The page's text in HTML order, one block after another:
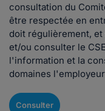
consultation du
être respectée en
doit régulièrement,
et/ou consulter le
l'information et la
domaines
Consulter